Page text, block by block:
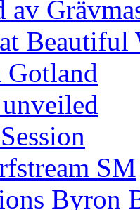
av
Beautiful
Gotland
SM
Byron